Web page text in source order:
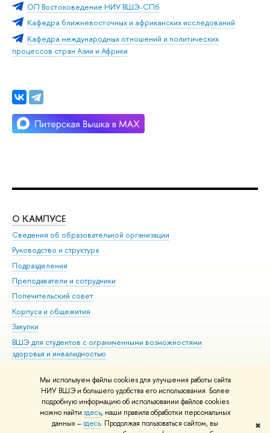
Мы используем файлы cookies для улучшения работы сайта
НИУ ВШЭ и большего удобства его использования. Более
подробную информацию об использовании файлов cookies
можно найти здесь, наши правила обработки персональных
данных –здесь. Продолжая пользоваться сайтом, вы
✖
ОП Востоковедение НИУ ВШЭ-СПб
Кафедра ближневосточных и африканских исследований
Кафедра международных отношений и политических
процессов стран Азии и Африки
О КАМПУСЕ
Сведения об образовательной организации
Руководство и структура
Подразделения
Преподаватели и сотрудники
Попечительский совет
Корпуса и общежития
Закупки
ВШЭ для студентов с ограниченными возможностями
здоровья и инвалидностью
Единая платежная страница